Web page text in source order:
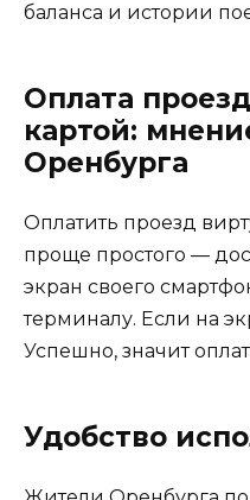
баланса и истории
Оплата
картой:
Оренбурга
Оплатить проезд
проще простого —
экран своего
терминалу. Если на
Успешно, значит
Удобство